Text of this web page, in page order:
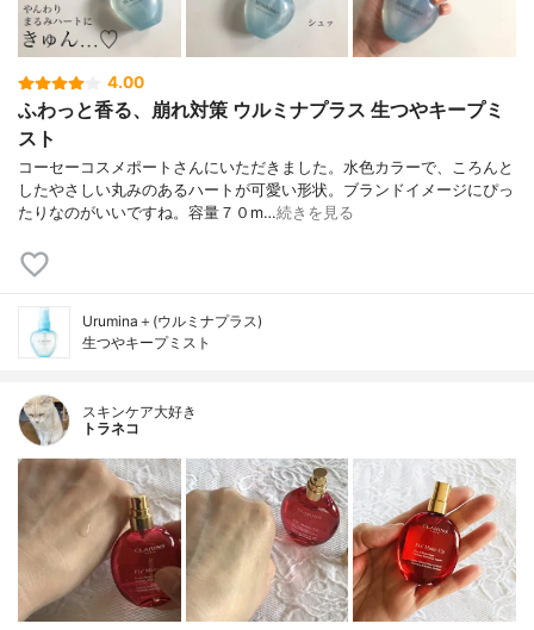
4.00
ふわっと香る、崩れ対策 ウルミナプラス 生つやキープミ
スト
コーセーコスメポートさんにいただきました。水色カラーで、ころんと
したやさしい丸みのあるハートが可愛い形状。ブランドイメージにぴっ
たりなのがいいですね。容量７０m…続きを見る
Urumina＋(ウルミナプラス)
生つやキープミスト
スキンケア大好き
トラネコ